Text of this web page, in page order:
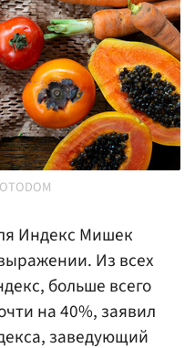
Индекс Мишек
Из всех
больше всего
на 40%, заявил
заведующий